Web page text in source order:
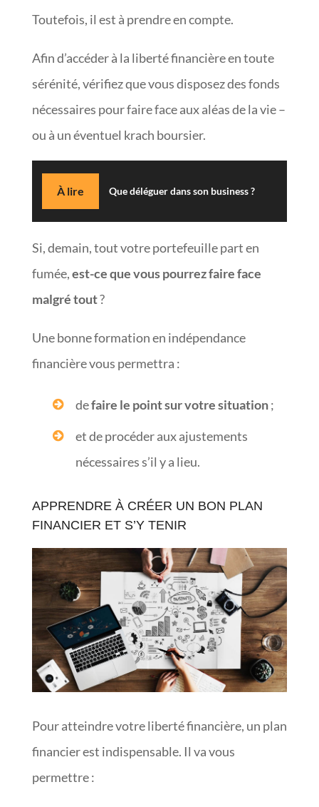
Toutefois, il est à prendre en compte.
Afin d’accéder à la liberté financière en toute
sérénité, vérifiez que vous disposez des fonds
nécessaires pour faire face aux aléas de la vie –
ou à un éventuel krach boursier.
À lire Que déléguer dans son business ?
Si, demain, tout votre portefeuille part en
fumée,est-ce que vous pourrez faire face
malgré tout?
Une bonne formation en indépendance
financière vous permettra :
defaire le point sur votre situation;
et de procéder aux ajustements
nécessaires s’il y a lieu.
APPRENDRE À CRÉER UN BON PLAN
FINANCIER ET S’Y TENIR
Pour atteindre votre liberté financière, un plan
financier est indispensable. Il va vous
permettre :